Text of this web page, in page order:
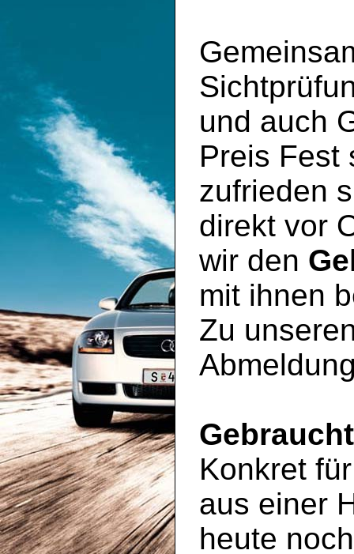
und auch
Preis Fest
zufrieden
direkt vor
wir den
mit ihnen
Zu
Konkret
aus einer
heute